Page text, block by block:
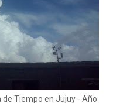
Tiempo en Jujuy - Año